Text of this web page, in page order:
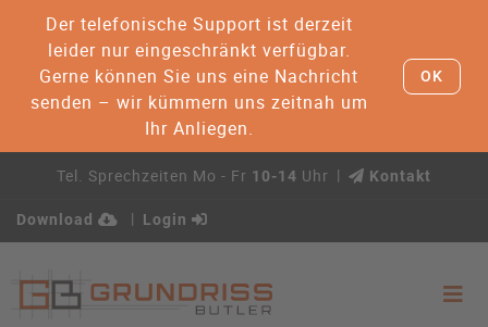
Der telefonische Support ist derzeit
leider nur eingeschränkt verfügbar.
Gerne können Sie uns eine Nachricht
senden – wir kümmern uns zeitnah um
Ihr Anliegen.
OK
Tel. Sprechzeiten Mo - Fr 10-14 Uhr Kontakt
Download Login